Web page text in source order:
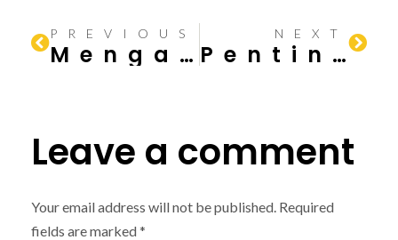
PREVIOUS
Mengatasi Masalah Banjir di Basement Gedung
NEXT
Pentingnya Drenase Air yang Baik di dalam Sebuah Gedung
Leave a comment
Your email address will not be published. Required
fields are marked*